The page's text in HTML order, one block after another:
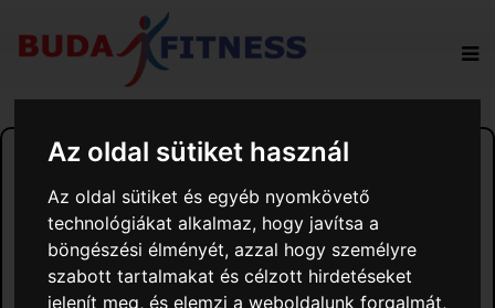
Az oldal sütiket használ
Az oldal sütiket és egyéb nyomkövető
technológiákat alkalmaz, hogy javítsa a
böngészési élményét, azzal hogy személyre
szabott tartalmakat és célzott hirdetéseket
jelenít meg, és elemzi a weboldalunk forgalmát,
2026. JÚLIUS 17.
Aktuális órarendünk!